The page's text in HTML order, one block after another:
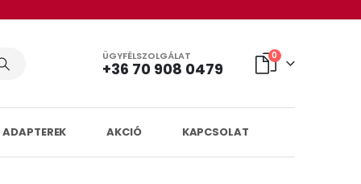
ÜGYFÉLSZOLGÁLAT
+36 70 908 0479
0
AKCIÓ KAPCSOLAT